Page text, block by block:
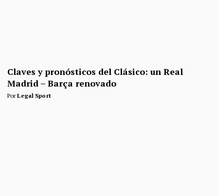
Claves y pronósticos del Clásico: un Real
Madrid – Barça renovado
PorLegal Sport